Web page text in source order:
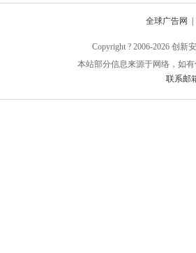
全球广告网
Copyright ? 2006-2026 创新
本站部分信息来源于网络，如
联系邮